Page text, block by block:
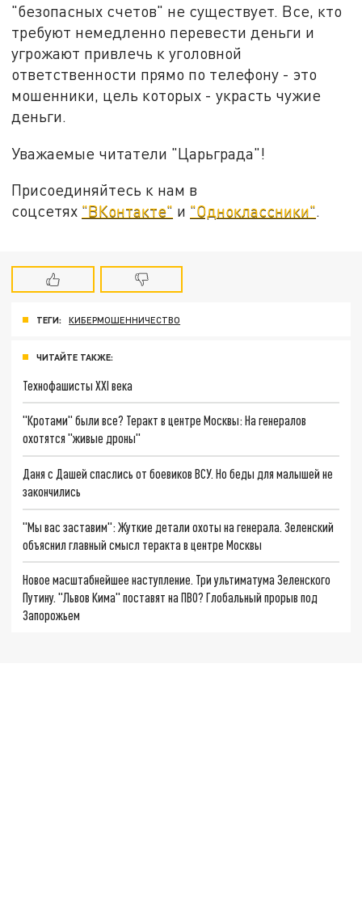
"безопасных счетов" не существует. Все, кто
требуют немедленно перевести деньги и
угрожают привлечь к уголовной
ответственности прямо по телефону - это
мошенники, цель которых - украсть чужие
деньги.
Уважаемые читатели "Царьграда"!
Присоединяйтесь к нам в
соцсетях "ВКонтакте" и "Одноклассники".
ТЕГИ: КИБЕРМОШЕННИЧЕСТВО
ЧИТАЙТЕ ТАКЖЕ:
Технофашисты XXI века
"Кротами" были все? Теракт в центре Москвы: На генералов
охотятся "живые дроны"
Даня с Дашей спаслись от боевиков ВСУ. Но беды для малышей не
закончились
"Мы вас заставим": Жуткие детали охоты на генерала. Зеленский
объяснил главный смысл теракта в центре Москвы
Новое масштабнейшее наступление. Три ультиматума Зеленского
Путину. "Львов Кима" поставят на ПВО? Глобальный прорыв под
Запорожьем